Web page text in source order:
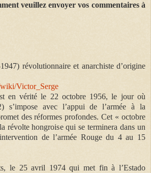
veuillez envoyer vos commentaires à
révolutionnaire et anarchiste d’origine
Victor_Serge
en vérité le 22 octobre 1956, le jour où
s’impose avec l’appui de l’armée à la
des réformes profondes. Cet « octobre
révolte hongroise qui se terminera dans un
de l’armée Rouge du 4 au 15
le 25 avril 1974 qui met fin à l’Estado